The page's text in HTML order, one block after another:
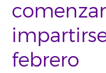
febrero